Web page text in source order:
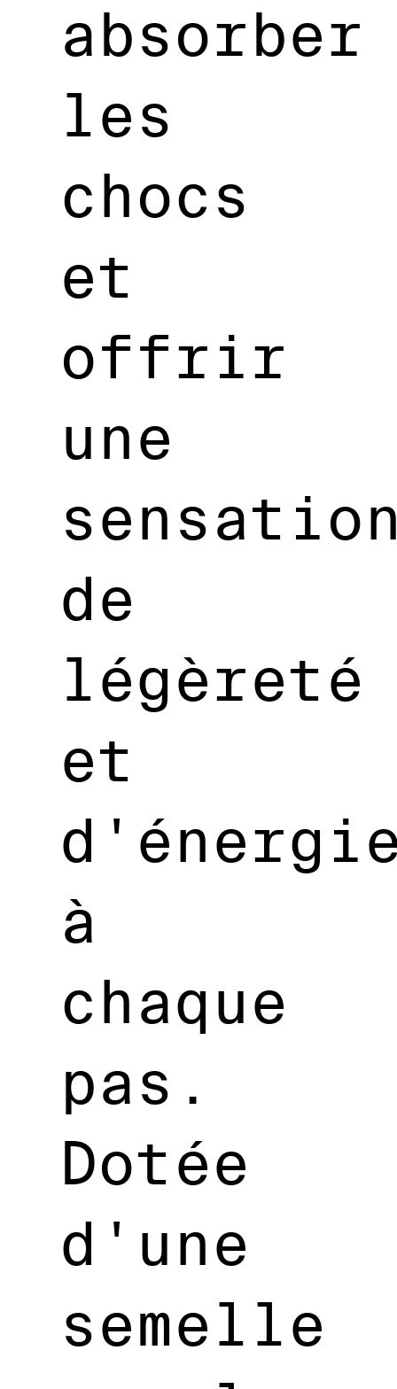
absorber
les
chocs
et
offrir
une
de
légèreté
et
à
chaque
pas.
Dotée
d'une
semelle